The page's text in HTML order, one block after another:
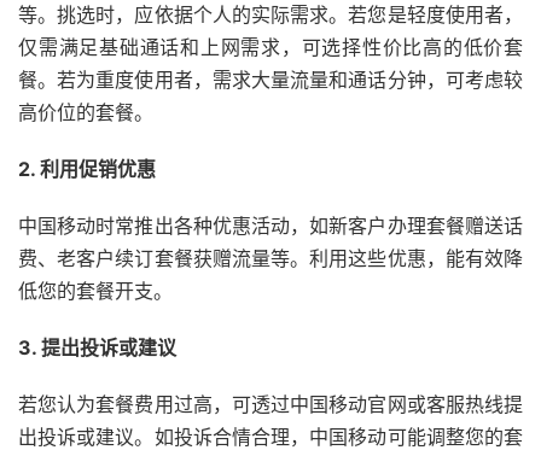
等。挑选时，应依据个人的实际需求。若您是轻度使用者，
仅需满足基础通话和上网需求，可选择性价比高的低价套
餐。若为重度使用者，需求大量流量和通话分钟，可考虑较
高价位的套餐。
2. 利用促销优惠
中国移动时常推出各种优惠活动，如新客户办理套餐赠送话
费、老客户续订套餐获赠流量等。利用这些优惠，能有效降
低您的套餐开支。
3. 提出投诉或建议
若您认为套餐费用过高，可透过中国移动官网或客服热线提
出投诉或建议。如投诉合情合理，中国移动可能调整您的套